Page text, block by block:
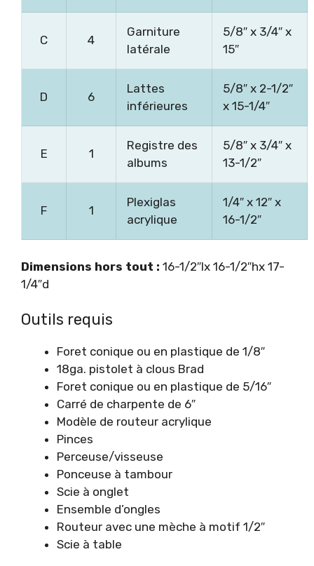
C 4
Garniture
latérale
5/8″ x 3/4″ x
15″
D 6
Lattes
inférieures
5/8″ x 2-1/2″
x 15-1/4″
E 1
Registre des
albums
5/8″ x 3/4″ x
13-1/2″
F 1
Plexiglas
acrylique
1/4″ x 12″ x
16-1/2″
Dimensions hors tout : 16-1/2″lx 16-1/2″hx 17-
1/4″d
Outils requis
Foret conique ou en plastique de 1/8″
18ga. pistolet à clous Brad
Foret conique ou en plastique de 5/16″
Carré de charpente de 6″
Modèle de routeur acrylique
Pinces
Perceuse/visseuse
Ponceuse à tambour
Scie à onglet
Ensemble d’ongles
Routeur avec une mèche à motif 1/2″
Scie à table